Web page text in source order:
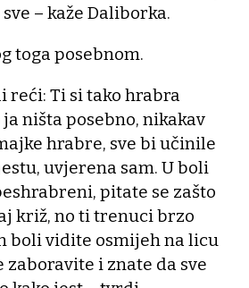
– kaže Daliborka.
toga posebnom.
reći: Ti si tako hrabra
ništa posebno, nikakav
hrabre, sve bi učinile
uvjerena sam. U boli
pitate se zašto
križ, no ti trenuci brzo
boli vidite osmijeh na licu
zaboravite i znate da sve